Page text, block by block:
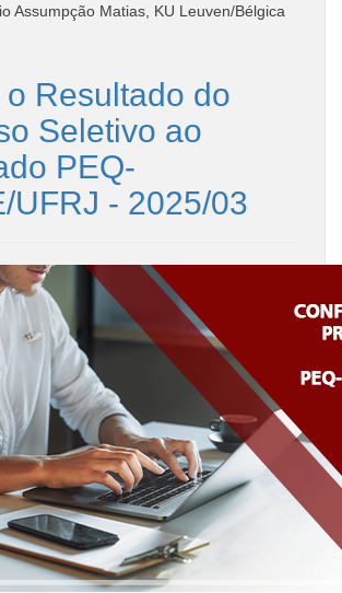
Assumpção Matias, KU Leuven/Bélgica
Resultado do
Seletivo ao
PEQ-
UFRJ - 2025/03